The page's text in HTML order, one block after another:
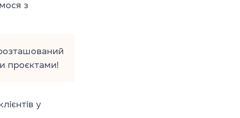
з
проєктами!
у